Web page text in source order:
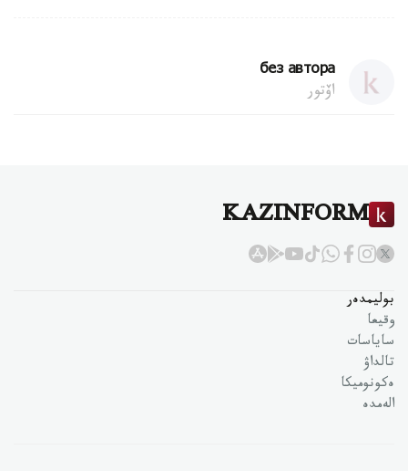
без автора
اۆتور
KAZINFORM
بوليمدەر
وقيعا
ساياسات
تالداۋ
ەكونوميكا
الەمدە